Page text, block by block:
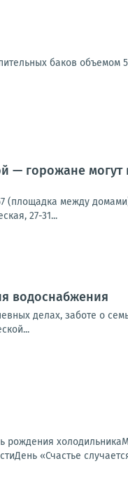
баков объемом
горожане могут
(площадка между
27-31...
водоснабжения
делах, заботе о
рождения
«Счастье